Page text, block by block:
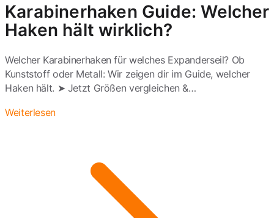
Karabinerhaken Guide: Welcher
Haken hält wirklich?
Welcher Karabinerhaken für welches Expanderseil? Ob
Kunststoff oder Metall: Wir zeigen dir im Guide, welcher
Haken hält. ➤ Jetzt Größen vergleichen &…
Weiterlesen